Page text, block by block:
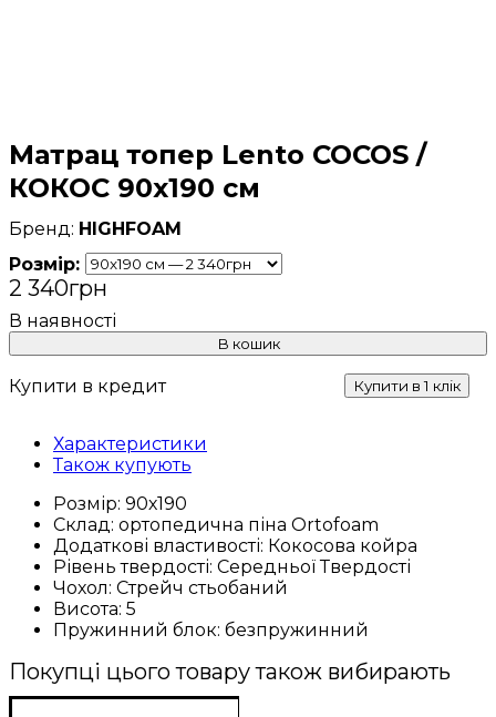
Матрац топер Lento COCOS /
КОКОС 90x190 см
HIGHFOAM
Розмір:
2 340грн
В кошик
Купити в кредит Купити в 1 клік
Характеристики
Також купують
Розмір: 90х190
Склад: ортопедична піна Ortofoam
Додаткові властивості: Кокосова койра
Рівень твердості: Середньої Твердості
Чохол: Стрейч стьобаний
Висота: 5
Пружинний блок: безпружинний
Покупці цього товару також вибирають